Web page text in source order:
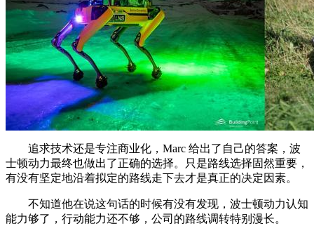
追求技术还是专注商业化，Marc 给出了自己的答案，波
士顿动力最终也做出了正确的选择。只是路线选择固然重要，
有没有坚定地沿着拟定的路线走下去才是真正的决定因素。
不知道他在说这句话的时候有没有发现，波士顿动力认知
能力够了，行动能力还不够，公司的路线调转特别漫长。